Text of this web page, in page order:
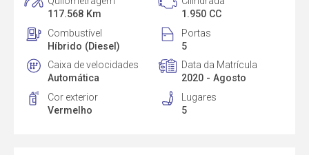
117.568 Km
1.950 CC
Combustível
Híbrido (Diesel)
Portas
5
Caixa de velocidades
Automática
Data da Matrícula
2020 - Agosto
Cor exterior
Vermelho
Lugares
5